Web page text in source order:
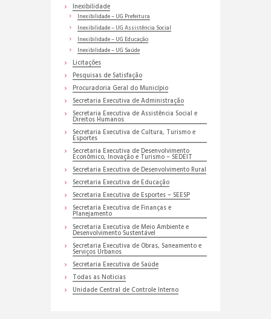
Inexibilidade
Inexibilidade – UG Prefeitura
Inexibilidade – UG Assistência Social
Inexibilidade – UG Educação
Inexibilidade – UG Saúde
Licitações
Pesquisas de Satisfação
Procuradoria Geral do Município
Secretaria Executiva de Administração
Secretaria Executiva de Assistência Social e
Direitos Humanos
Secretaria Executiva de Cultura, Turismo e
Esportes
Secretaria Executiva de Desenvolvimento
Econômico, Inovação e Turismo – SEDEIT
Secretaria Executiva de Desenvolvimento Rural
Secretaria Executiva de Educação
Secretaria Executiva de Esportes – SEESP
Secretaria Executiva de Finanças e
Planejamento
Secretaria Executiva de Meio Ambiente e
Desenvolvimento Sustentável
Secretaria Executiva de Obras, Saneamento e
Serviços Urbanos
Secretaria Executiva de Saúde
Todas as Noticias
Unidade Central de Controle Interno